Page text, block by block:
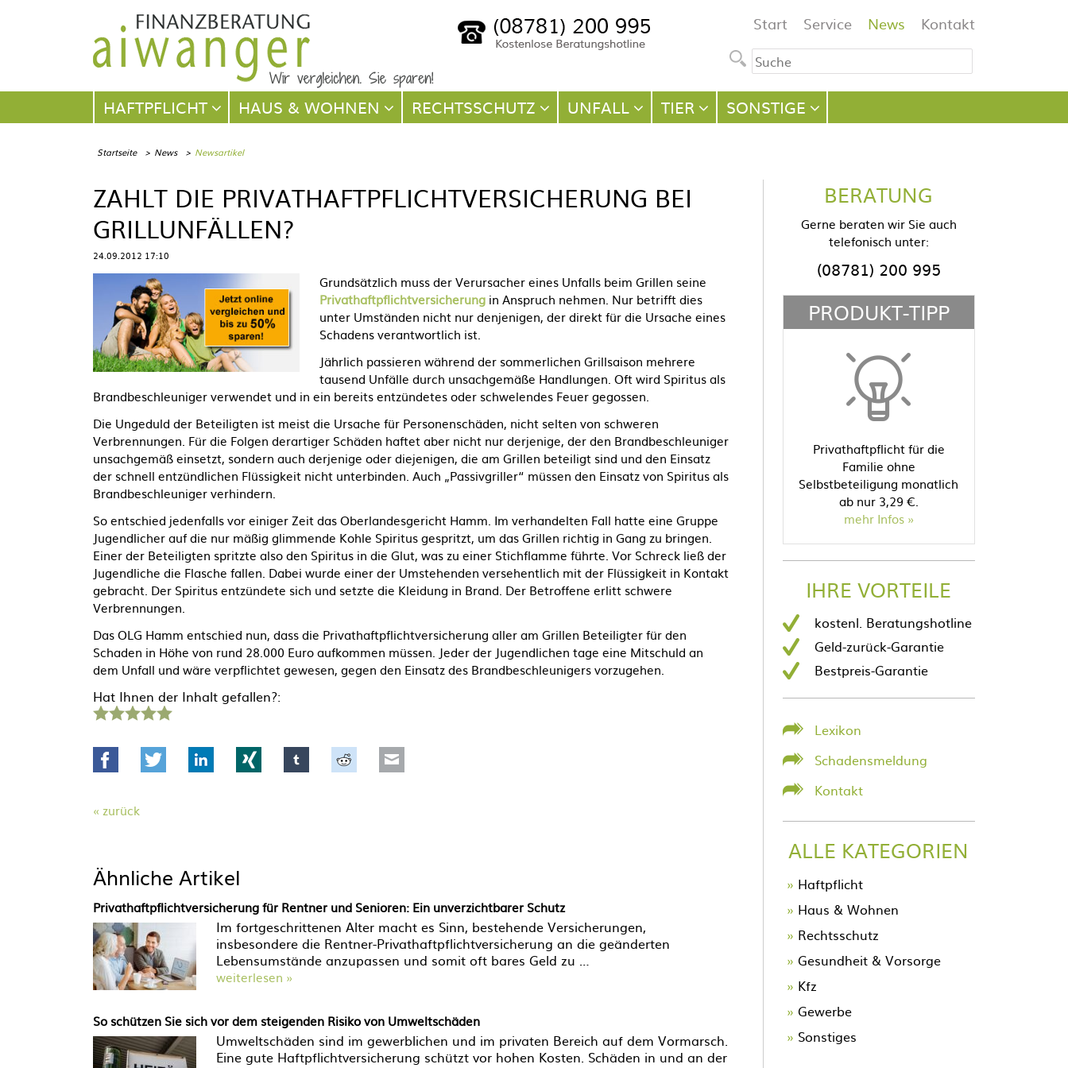
Navigation
Start Service News Kontakt
Navigation
überspringen
HAFTPFLICHT HAUS & WOHNEN RECHTSSCHUTZ UNFALL TIER SONSTIGE
Startseite News Newsartikel
ZAHLT DIE PRIVATHAFTPFLICHTVERSICHERUNG BEI
GRILLUNFÄLLEN?
24.09.2012 17:10
Grundsätzlich muss der Verursacher eines Unfalls beim Grillen seine
Privathaftpflichtversicherung in Anspruch nehmen. Nur betrifft dies
unter Umständen nicht nur denjenigen, der direkt für die Ursache eines
Schadens verantwortlich ist.
Jährlich passieren während der sommerlichen Grillsaison mehrere
tausend Unfälle durch unsachgemäße Handlungen. Oft wird Spiritus als
Brandbeschleuniger verwendet und in ein bereits entzündetes oder schwelendes Feuer gegossen.
Die Ungeduld der Beteiligten ist meist die Ursache für Personenschäden, nicht selten von schweren
Verbrennungen. Für die Folgen derartiger Schäden haftet aber nicht nur derjenige, der den Brandbeschleuniger
unsachgemäß einsetzt, sondern auch derjenige oder diejenigen, die am Grillen beteiligt sind und den Einsatz
der schnell entzündlichen Flüssigkeit nicht unterbinden. Auch „Passivgriller“ müssen den Einsatz von Spiritus als
Brandbeschleuniger verhindern.
So entschied jedenfalls vor einiger Zeit das Oberlandesgericht Hamm. Im verhandelten Fall hatte eine Gruppe
Jugendlicher auf die nur mäßig glimmende Kohle Spiritus gespritzt, um das Grillen richtig in Gang zu bringen.
Einer der Beteiligten spritzte also den Spiritus in die Glut, was zu einer Stichflamme führte. Vor Schreck ließ der
Jugendliche die Flasche fallen. Dabei wurde einer der Umstehenden versehentlich mit der Flüssigkeit in Kontakt
gebracht. Der Spiritus entzündete sich und setzte die Kleidung in Brand. Der Betroffene erlitt schwere
Verbrennungen.
Das OLG Hamm entschied nun, dass die Privathaftpflichtversicherung aller am Grillen Beteiligter für den
Schaden in Höhe von rund 28.000 Euro aufkommen müssen. Jeder der Jugendlichen tage eine Mitschuld an
dem Unfall und wäre verpflichtet gewesen, gegen den Einsatz des Brandbeschleunigers vorzugehen.
Hat Ihnen der Inhalt gefallen?:
Stern Sterne Sterne Sterne Sterne
Facebook Twitter LinkedIn tumblr Reddit
zurück
Ähnliche Artikel
Privathaftpflichtversicherung für Rentner und Senioren: Ein unverzichtbarer Schutz
Im fortgeschrittenen Alter macht es Sinn, bestehende Versicherungen,
insbesondere die Rentner-Privathaftpflichtversicherung an die geänderten
Lebensumstände anzupassen und somit oft bares Geld zu …
weiterlesen »
So schützen Sie sich vor dem steigenden Risiko von Umweltschäden
Umweltschäden sind im gewerblichen und im privaten Bereich auf dem Vormarsch.
Eine gute Haftpflichtversicherung schützt vor hohen Kosten. Schäden in und an der
BERATUNG
Gerne beraten wir Sie auch
telefonisch unter:
(08781) 200 995
PRODUKT-TIPP
Privathaftpflicht für die
Familie ohne
Selbstbeteiligung monatlich
ab nur 3,29 €.
mehr Infos
IHRE VORTEILE
kostenl. Beratungshotline
Geld-zurück-Garantie
Bestpreis-Garantie
Lexikon
Schadensmeldung
Kontakt
ALLE KATEGORIEN
Navigation
überspringen
Haftpflicht
Haus & Wohnen
Rechtsschutz
Gesundheit & Vorsorge
Kfz
Gewerbe
Sonstiges